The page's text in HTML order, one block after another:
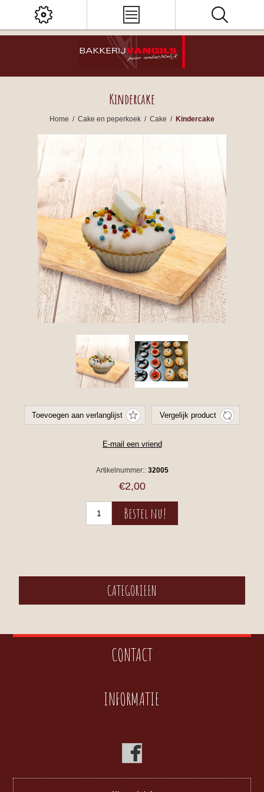
Kindercake
Home / Cake en peperkoek / Cake / Kindercake
Artikelnummer:: 32005
€2,00
CATEGORIEEN
CONTACT
INFORMATIE